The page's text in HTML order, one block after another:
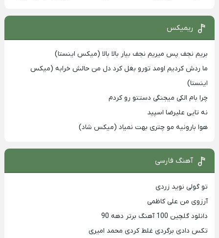
ریمیکس
بریم نجف پس میریم نجف بیار بالا بالا (میکس اینستا)
ما ردش کردیم اومد تورو بغل کرد دل من حالش خرابه (میکس
اینستا)
چرا بام الکی میجنگی دستتو رو کردم
نه تایی علیرضا اسپید
هوا بارونیه مو چتری بهت نمیاد (میکس شاد)
آهنگ فارسی
تو گولی نوید زردی
آرزوی من علی کاظمی
دانلود گلچین 100 آهنگ برتر دهه 90
تکس دادی برگردی غلط کردی محمد امیری